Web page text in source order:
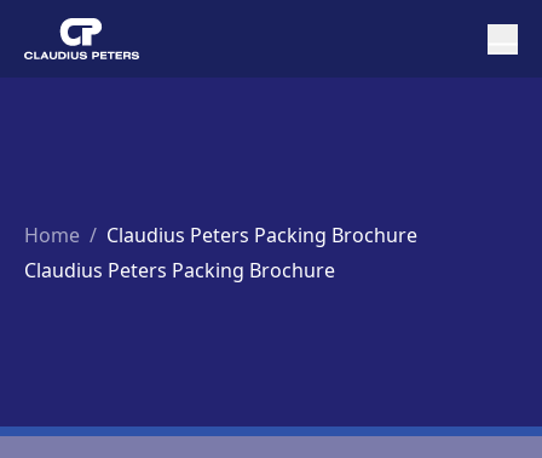
Home / Claudius Peters Packing Brochure
Claudius Peters Packing Brochure